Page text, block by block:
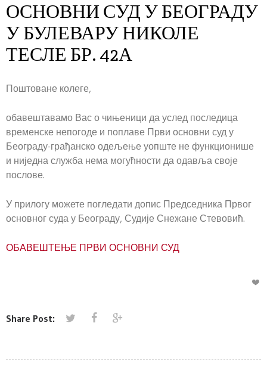
ОСНОВНИ СУД У БЕОГРАДУ
У БУЛЕВАРУ НИКОЛЕ
ТЕСЛЕ БР. 42А
Поштоване колеге,
обавештавамо Вас о чињеници да услед последица
временске непогоде и поплаве Први основни суд у
Београду-грађанско одељење уопште не функционише
и ниједна служба нема могућности да одавља своје
послове.
У прилогу можете погледати допис Председника Првог
основног суда у Београду, Судије Снежане Стевовић.
ОБАВЕШТЕЊЕ ПРВИ ОСНОВНИ СУД
Share Post: